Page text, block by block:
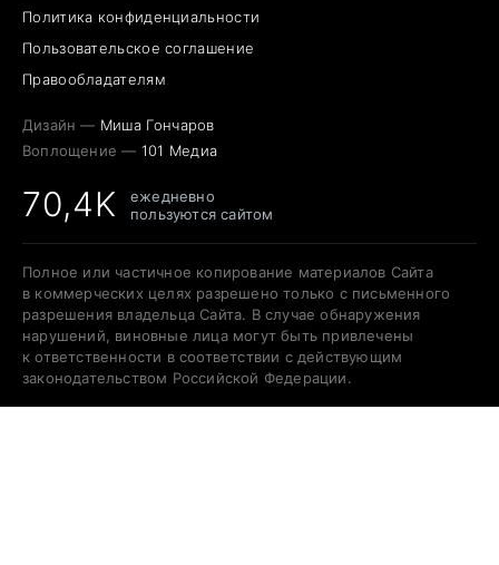
Политика конфиденциальности
Пользовательское соглашение
Правообладателям
Дизайн — Миша Гончаров
Воплощение — 101 Медиа
70,4K
ежедневно
пользуются сайтом
Полное или частичное копирование материалов Сайта
в коммерческих целях разрешено только с письменного
разрешения владельца Сайта. В случае обнаружения
нарушений, виновные лица могут быть привлечены
к ответственности в соответствии с действующим
законодательством Российской Федерации.